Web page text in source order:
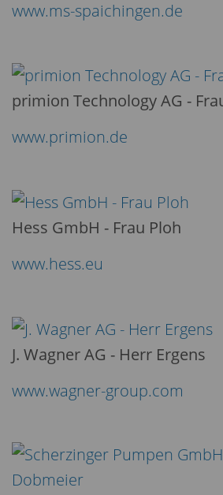
www.ms-spaichingen.de
primion Technology AG -
www.primion.de
Hess GmbH - Frau Ploh
www.hess.eu
J. Wagner AG - Herr Ergens
www.wagner-group.com